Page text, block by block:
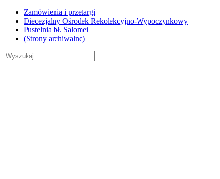
Skip
content
Zamówienia i przetargi
Diecezjalny Ośrodek Rekolekcyjno-Wypoczynkowy
Pustelnia bł. Salomei
(Strony archiwalne)